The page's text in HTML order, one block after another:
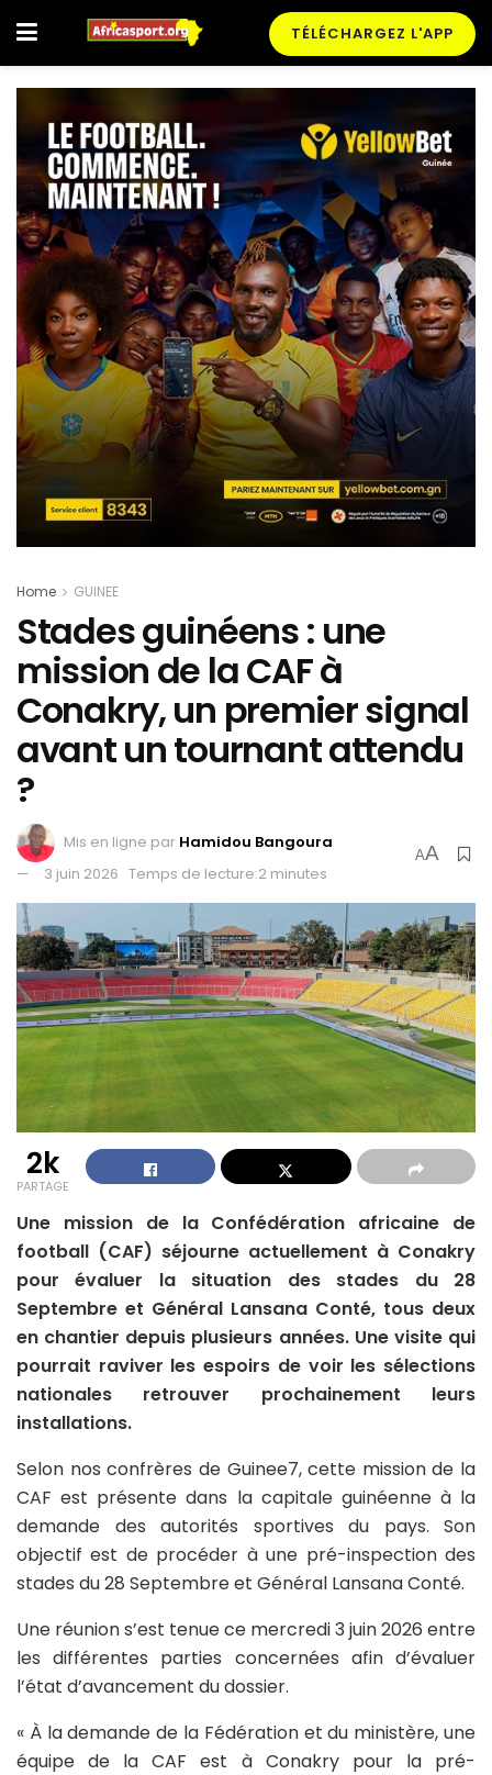
TÉLÉCHARGEZ L'APP
Home GUINEE
Stades guinéens : une
mission de la CAF à
Conakry, un premier signal
avant un tournant attendu
?
Mis en ligne par Hamidou Bangoura
3 juin 2026 Temps de lecture:2 minutes
AA
2k
PARTAGE
Une mission de la Confédération africaine de
football (CAF) séjourne actuellement à Conakry
pour évaluer la situation des stades du 28
Septembre et Général Lansana Conté, tous deux
en chantier depuis plusieurs années. Une visite qui
pourrait raviver les espoirs de voir les sélections
nationales retrouver prochainement leurs
installations.
Selon nos confrères de Guinee7, cette mission de la
CAF est présente dans la capitale guinéenne à la
demande des autorités sportives du pays. Son
objectif est de procéder à une pré-inspection des
stades du 28 Septembre et Général Lansana Conté.
Une réunion s’est tenue ce mercredi 3 juin 2026 entre
les différentes parties concernées afin d’évaluer
l’état d’avancement du dossier.
« À la demande de la Fédération et du ministère, une
équipe de la CAF est à Conakry pour la pré-